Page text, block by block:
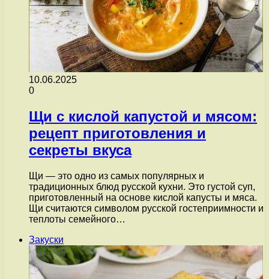
10.06.2025
0
Щи с кислой капустой и мясом:
рецепт приготовления и
секреты вкуса
Щи — это одно из самых популярных и
традиционных блюд русской кухни. Это густой суп,
приготовленный на основе кислой капусты и мяса.
Щи считаются символом русской гостеприимности и
теплоты семейного…
Закуски